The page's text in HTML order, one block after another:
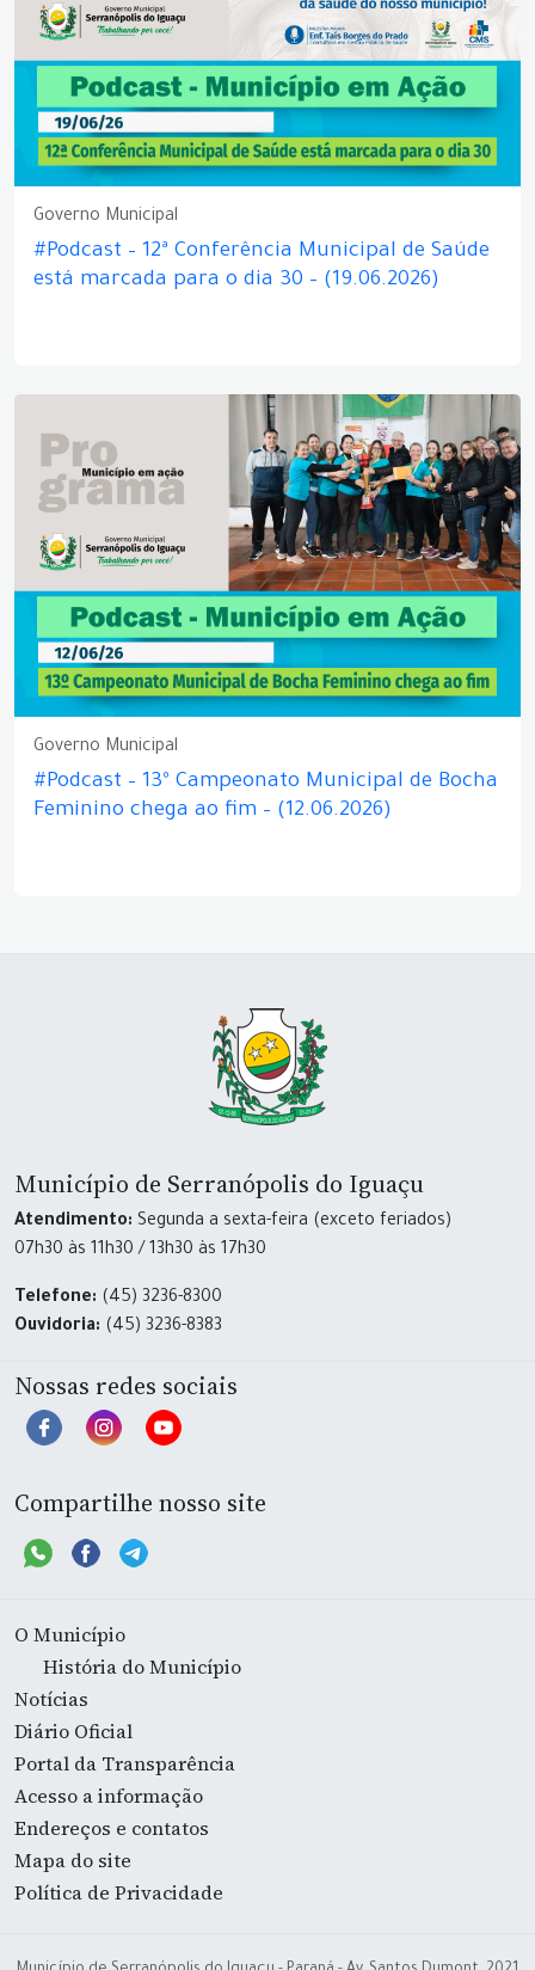
Governo Municipal
#Podcast – 12ª Conferência Municipal de Saúde
está marcada para o dia 30 – (19.06.2026)
Governo Municipal
#Podcast – 13º Campeonato Municipal de Bocha
Feminino chega ao fim – (12.06.2026)
Município de Serranópolis do Iguaçu
Atendimento: Segunda a sexta-feira (exceto feriados)
07h30 às 11h30 / 13h30 às 17h30
Telefone: (45) 3236-8300
Ouvidoria: (45) 3236-8383
Nossas redes sociais
Compartilhe nosso site
O Município
História do Município
Notícias
Diário Oficial
Portal da Transparência
Acesso a informação
Endereços e contatos
Mapa do site
Política de Privacidade